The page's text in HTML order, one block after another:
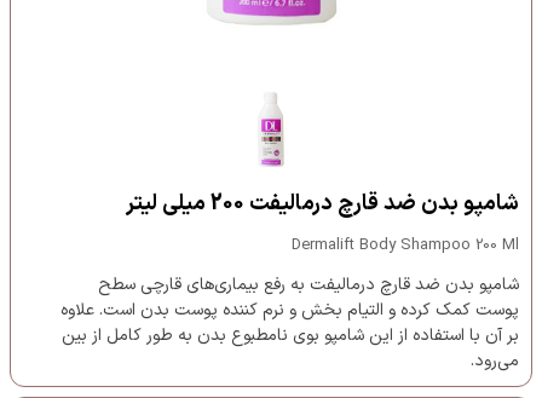
شامپو بدن ضد قارچ درمالیفت 200 میلی لیتر
Dermalift Body Shampoo 200 Ml
شامپو بدن ضد قارچ درمالیفت به رفع بیماری‌های قارچی سطح
پوست کمک کرده و التیام بخش و نرم کننده پوست بدن است. علاوه
بر آن با استفاده از این شامپو بوی نامطبوع بدن به طور کامل از بین
می‌رود.